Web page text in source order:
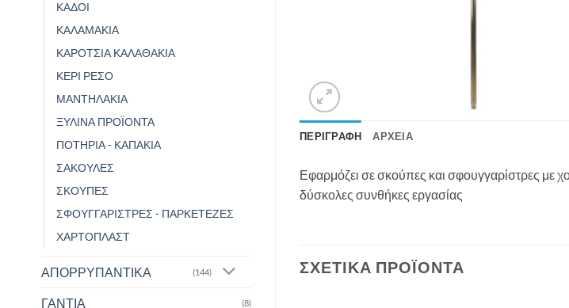
ΚΑΔΟΙ
ΚΑΛΑΜΑΚΙΑ
ΚΑΡΟΤΣΙΑ ΚΑΛΑΘΑΚΙΑ
ΚΕΡΙ ΡΕΣΟ
ΜΑΝΤΗΛΑΚΙΑ
ΞΥΛΙΝΑ ΠΡΟΪΟΝΤΑ
ΠΟΤΗΡΙΑ - ΚΑΠΑΚΙΑ
ΣΑΚΟΥΛΕΣ
ΣΚΟΥΠΕΣ
ΣΦΟΥΓΓΑΡΙΣΤΡΕΣ - ΠΑΡΚΕΤΕΖΕΣ
ΧΑΡΤΟΠΛΑΣΤ
ΑΠΟΡΡΥΠΑΝΤΙΚΑ (144)
ΓΑΝΤΙΑ (8)
ΠΕΡΙΓΡΑΦΉ ΑΡΧΕΊΑ
Εφαρμόζει σε σκούπες και σφουγγαρίστρες με
δύσκολες συνθήκες εργασίας
ΣΧΕΤΙΚΆ ΠΡΟΪΌΝΤΑ